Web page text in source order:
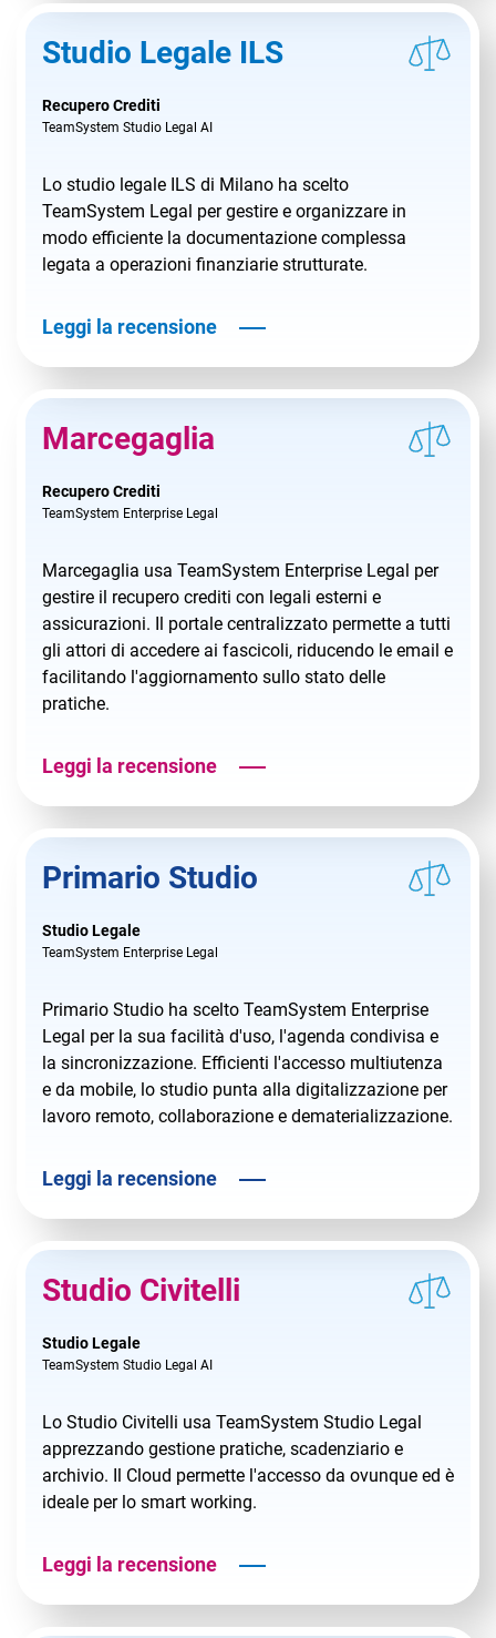
Studio Legale ILS
Recupero Crediti
TeamSystem Studio Legal AI
Lo studio legale ILS di Milano ha scelto
TeamSystem Legal per gestire e organizzare in
modo efficiente la documentazione complessa
legata a operazioni finanziarie strutturate.
Leggi la recensione
Marcegaglia
Recupero Crediti
TeamSystem Enterprise Legal
Marcegaglia usa TeamSystem Enterprise Legal per
gestire il recupero crediti con legali esterni e
assicurazioni. Il portale centralizzato permette a tutti
gli attori di accedere ai fascicoli, riducendo le email e
facilitando l'aggiornamento sullo stato delle
pratiche.
Leggi la recensione
Primario Studio
Studio Legale
TeamSystem Enterprise Legal
Primario Studio ha scelto TeamSystem Enterprise
Legal per la sua facilità d'uso, l'agenda condivisa e
la sincronizzazione. Efficienti l'accesso multiutenza
e da mobile, lo studio punta alla digitalizzazione per
lavoro remoto, collaborazione e dematerializzazione.
Leggi la recensione
Studio Civitelli
Studio Legale
TeamSystem Studio Legal AI
Lo Studio Civitelli usa TeamSystem Studio Legal
apprezzando gestione pratiche, scadenziario e
archivio. Il Cloud permette l'accesso da ovunque ed è
ideale per lo smart working.
Leggi la recensione